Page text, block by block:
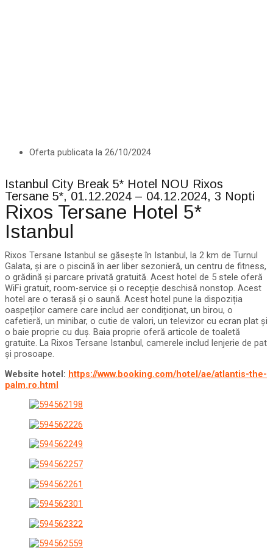
Oferta publicata la 26/10/2024
Istanbul City Break 5* Hotel NOU Rixos
Tersane 5*, 01.12.2024 – 04.12.2024, 3 Nopti
Rixos Tersane Hotel 5*
Istanbul
Rixos Tersane Istanbul se găsește în Istanbul, la 2 km de Turnul
Galata, și are o piscină în aer liber sezonieră, un centru de fitness,
o grădină și parcare privată gratuită. Acest hotel de 5 stele oferă
WiFi gratuit, room-service și o recepție deschisă nonstop. Acest
hotel are o terasă și o saună. Acest hotel pune la dispoziția
oaspeților camere care includ aer condiționat, un birou, o
cafetieră, un minibar, o cutie de valori, un televizor cu ecran plat și
o baie proprie cu duș. Baia proprie oferă articole de toaletă
gratuite. La Rixos Tersane Istanbul, camerele includ lenjerie de pat
și prosoape.
Website hotel: https://www.booking.com/hotel/ae/atlantis-the-
palm.ro.html